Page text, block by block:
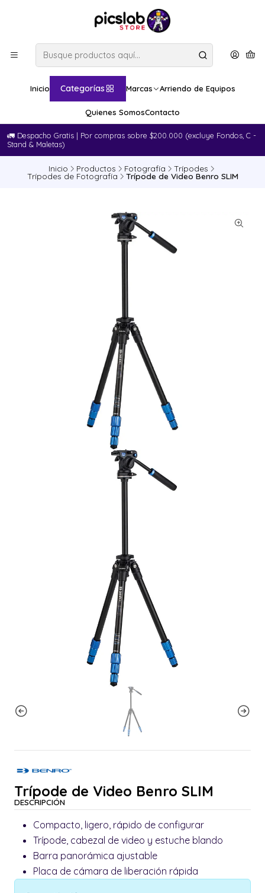
Inicio Categorías Marcas Arriendo de Equipos
Quienes SomosContacto
🚛​ Despacho Gratis | Por compras sobre $200.000 (excluye Fondos, C -
Stand & Maletas)
Inicio Productos Fotografía Trípodes
Trípodes de Fotografía Trípode de Video Benro SLIM
Trípode de Video Benro SLIM
DESCRIPCIÓN
Compacto, ligero, rápido de configurar
Trípode, cabezal de video y estuche blando
Barra panorámica ajustable
Placa de cámara de liberación rápida